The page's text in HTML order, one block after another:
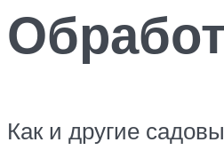
Как и другие